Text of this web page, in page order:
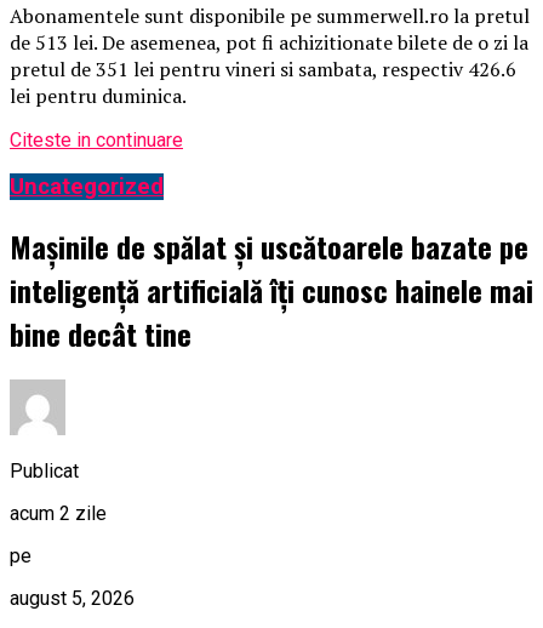
Abonamentele sunt disponibile pe summerwell.ro la pretul
de 513 lei. De asemenea, pot fi achizitionate bilete de o zi la
pretul de 351 lei pentru vineri si sambata, respectiv 426.6
lei pentru duminica.
Citeste in continuare
Uncategorized
Mașinile de spălat și uscătoarele bazate pe
inteligență artificială îți cunosc hainele mai
bine decât tine
Publicat
acum 2 zile
pe
august 5, 2026